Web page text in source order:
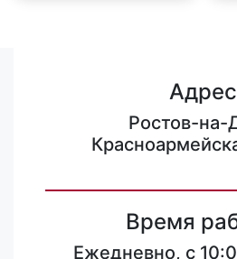
Адрес
Ростов-на-
Время
Ежедневно, с